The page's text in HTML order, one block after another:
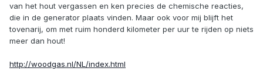
van het hout vergassen en ken precies de chemische reacties,
die in de generator plaats vinden. Maar ook voor mij blijft het
tovenarij, om met ruim honderd kilometer per uur te rijden op niets
meer dan hout!
http://woodgas.nl/NL/index.html